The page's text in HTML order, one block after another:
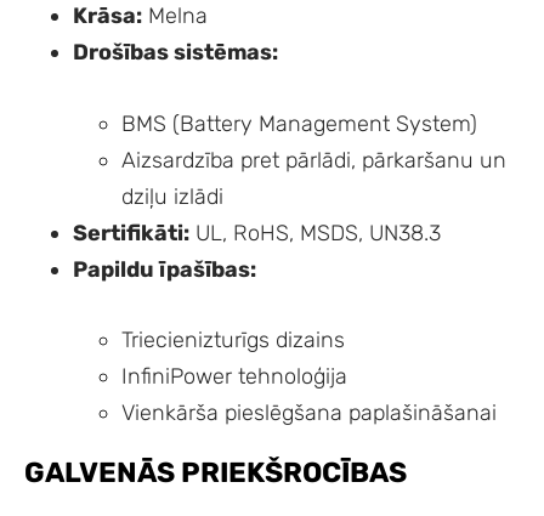
Krāsa: Melna
Drošības sistēmas:
BMS (Battery Management System)
Aizsardzība pret pārlādi, pārkaršanu un
dziļu izlādi
Sertifikāti: UL, RoHS, MSDS, UN38.3
Papildu īpašības:
Triecienizturīgs dizains
InfiniPower tehnoloģija
Vienkārša pieslēgšana paplašināšanai
GALVENĀS PRIEKŠROCĪBAS